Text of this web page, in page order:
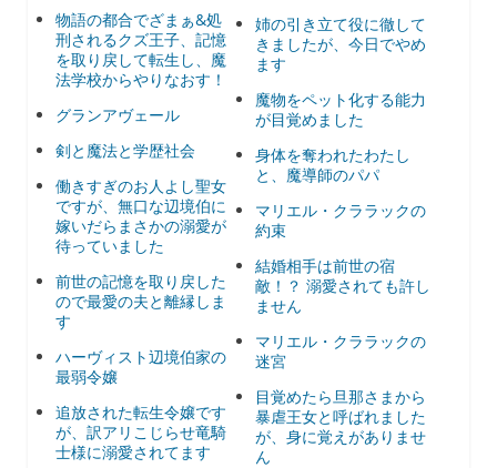
物語の都合でざまぁ&処
刑されるクズ王子、記憶
を取り戻して転生し、魔
法学校からやりなおす！
グランアヴェール
剣と魔法と学歴社会
働きすぎのお人よし聖女
ですが、無口な辺境伯に
嫁いだらまさかの溺愛が
待っていました
前世の記憶を取り戻した
ので最愛の夫と離縁しま
す
ハーヴィスト辺境伯家の
最弱令嬢
追放された転生令嬢です
が、訳アリこじらせ竜騎
士様に溺愛されてます
姉の引き立て役に徹して
きましたが、今日でやめ
ます
魔物をペット化する能力
が目覚めました
身体を奪われたわたし
と、魔導師のパパ
マリエル・クララックの
約束
結婚相手は前世の宿
敵！？ 溺愛されても許し
ません
マリエル・クララックの
迷宮
目覚めたら旦那さまから
暴虐王女と呼ばれました
が、身に覚えがありませ
ん